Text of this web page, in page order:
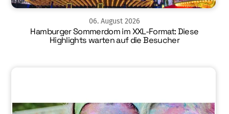
06. August 2026
Hamburger Sommerdom im XXL-Format: Diese
Highlights warten auf die Besucher